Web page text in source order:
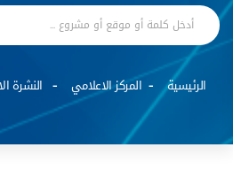
الرئيسية المركز الاعلامي النشرة